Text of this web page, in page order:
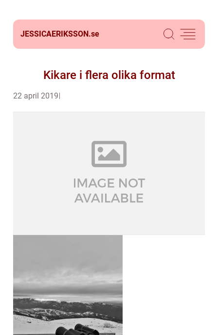
JESSICAERIKSSON.se
Kikare i flera olika format
22 april 2019